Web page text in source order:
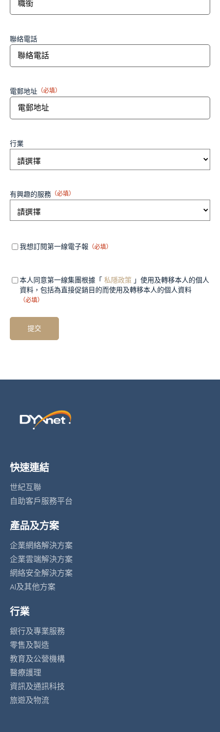
聯絡電話
電郵地址 （必填）
行業
有興趣的服務 （必填）
Mandatory（必
我想訂閱第一線電子報 （必填）
Mandatory
field 2
（必
填）
本人同意第一線集團根據「 私隱政策 」使用及轉移本人的個人
資料，包括為直接促銷目的而使用及轉移本人的個人資料
（必填）
快速連結
世紀互聯
自助客戶服務平台
產品及方案
企業網絡解決方案
企業雲端解決方案
網絡安全解決方案
AI及其他方案
行業
銀行及專業服務
零售及製造
教育及公營機構
醫療護理
資訊及通訊科技
旅遊及物流